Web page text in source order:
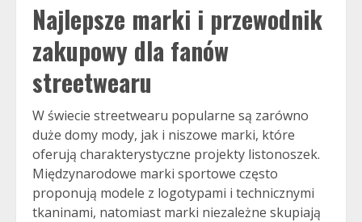
Najlepsze marki i przewodnik
zakupowy dla fanów
streetwearu
W świecie streetwearu popularne są zarówno
duże domy mody, jak i niszowe marki, które
oferują charakterystyczne projekty listonoszek.
Międzynarodowe marki sportowe często
proponują modele z logotypami i technicznymi
tkaninami, natomiast marki niezależne skupiają